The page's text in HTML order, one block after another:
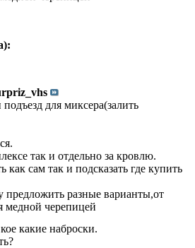
для миксера(залить
так и отдельно за кровлю.
как сам так и подсказать где купить
предложить разные варианты,от
медной черепицей
какие наброски.